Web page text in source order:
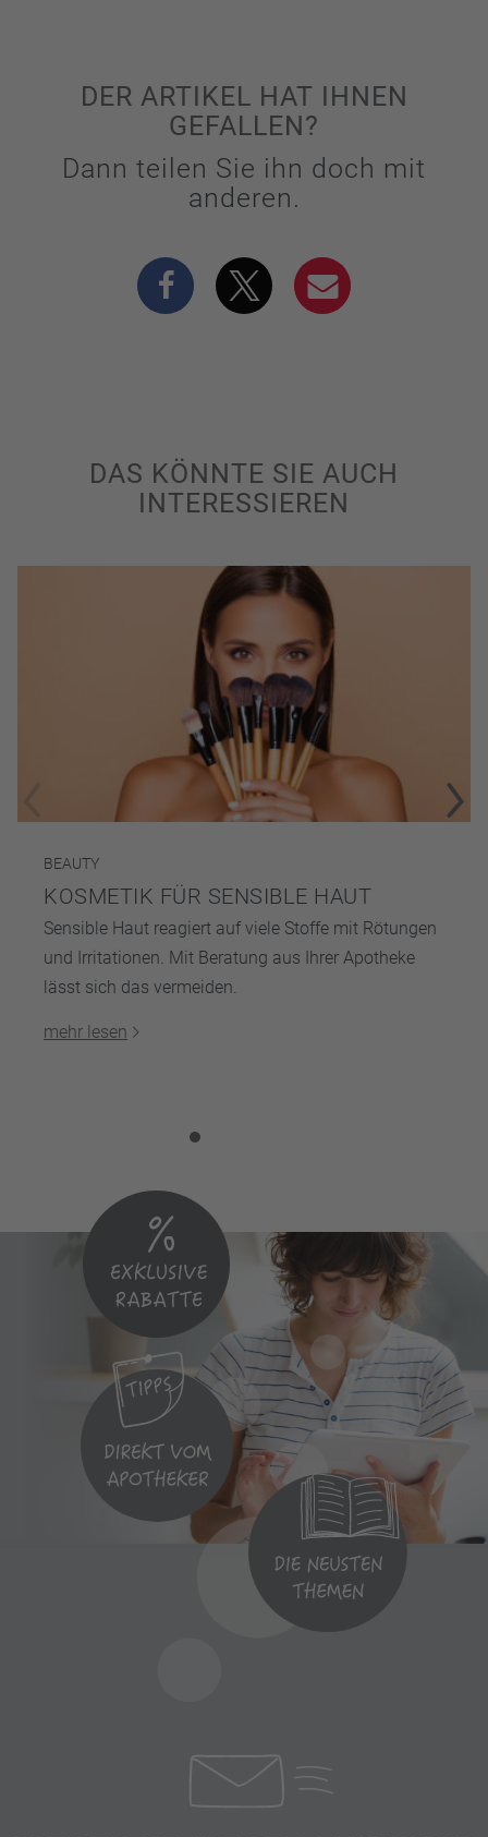
DER ARTIKEL HAT IHNEN
GEFALLEN?
Dann teilen Sie ihn doch mit
anderen.
DAS KÖNNTE SIE AUCH
INTERESSIEREN
BEAUTY
KOSMETIK FÜR SENSIBLE HAUT
Sensible Haut reagiert auf viele Stoffe mit Rötungen
und Irritationen. Mit Beratung aus Ihrer Apotheke
lässt sich das vermeiden.
mehr lesen